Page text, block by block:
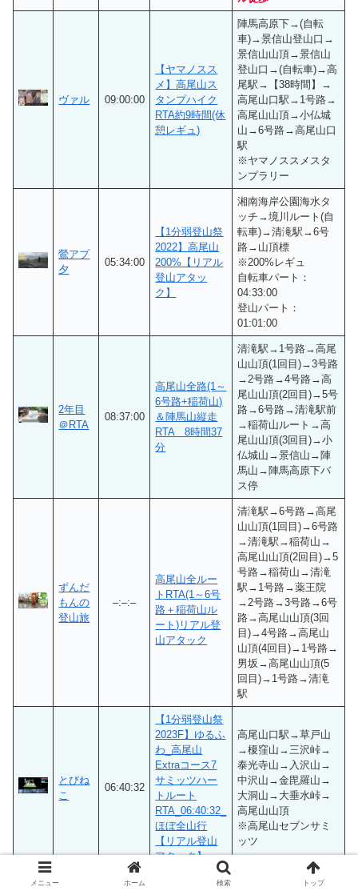
ヴァル 09:00:00
【ヤマノスス
メ】高尾山ス
タンプハイク
RTA約9時間(休
憩レギュ)
陣馬高原下→(自転
車)→景信山登山口→
景信山山頂→景信山
登山口→(自転車)→高
尾駅→【38時間】→
高尾山口駅→1号路→
高尾山山頂→小仏城
山→6号路→高尾山口
駅
※ヤマノススメスタ
ンプラリー
鶯アプ
夕
05:34:00
【1分弱登山祭
2022】高尾山
200%【リアル
登山アタッ
ク】
湘南海岸公園海水タ
ッチ→境川ルート(自
転車)→清滝駅→6号
路→山頂標
※200%レギュ
自転車パート：
04:33:00
登山パート：
01:01:00
2年目
＠RTA
08:37:00
高尾山全路(1～
6号路+稲荷山)
＆陣馬山縦走
RTA 8時間37
分
清滝駅→1号路→高尾
山山頂(1回目)→3号路
→2号路→4号路→高
尾山山頂(2回目)→5号
路→6号路→清滝駅前
→稲荷山ルート→高
尾山山頂(3回目)→小
仏城山→景信山→陣
馬山→陣馬高原下バ
ス停
ずんだ
もんの
登山旅
–:–:–
高尾山全ルー
トRTA(1～6号
路＋稲荷山ル
ート)リアル登
山アタック
清滝駅→6号路→高尾
山山頂(1回目)→6号路
→清滝駅→稲荷山→
高尾山山頂(2回目)→5
号路→稲荷山→清滝
駅→1号路→薬王院
→2号路→3号路→6号
路→高尾山山頂(3回
目)→4号路→高尾山
山頂(4回目)→1号路→
男坂→高尾山山頂(5
回目)→1号路→清滝
駅
とびね
こ
06:40:32
【1分弱登山祭
2023F】ゆるふ
わ_高尾山
Extraコース7
サミッツハー
トルート
RTA_06:40:32_
ほぼ全山行
【リアル登山
アタック】
高尾山口駅→草戸山
→榎窪山→三沢峠→
泰光寺山→入沢山→
中沢山→金毘羅山→
大洞山→大垂水峠→
高尾山山頂
※高尾山セブンサミ
ッツ
メニュー ホーム 検索 トップ